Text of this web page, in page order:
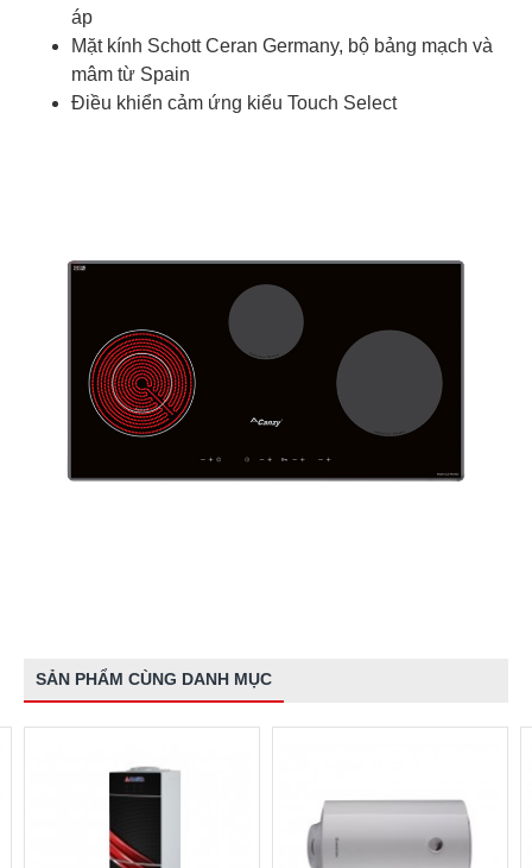
áp
Mặt kính Schott Ceran Germany, bộ bảng mạch và
mâm từ Spain
Điều khiển cảm ứng kiểu Touch Select
SẢN PHẨM CÙNG DANH MỤC